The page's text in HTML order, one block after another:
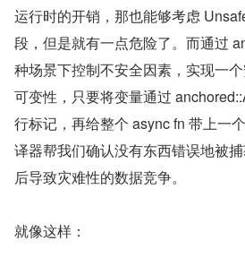
运行时的开销，那也能够考虑
段，但是就有一点危险了。而通过
种场景下控制不安全因素，实现一
可变性，只要将变量通过
行标记，再给整个 async fn 带上一
译器帮我们确认没有东西错误地被
后导致灾难性的数据竞争。
就像这样：